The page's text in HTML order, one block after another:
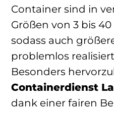
Container sind in
Größen von 3 bis
sodass auch
problemlos
Besonders
Containerdienst
dank einer fairen